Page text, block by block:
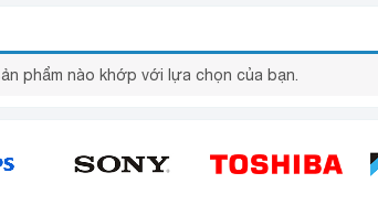
phẩm nào khớp với lựa chọn của bạn.